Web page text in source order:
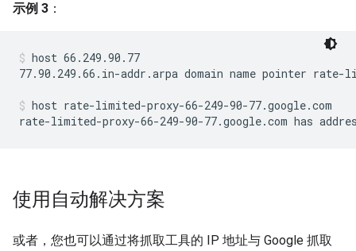
示例 3 ：
host 66.249.90.77
77.90.249.66.in-addr.arpa domain name pointer rate-
host rate-limited-proxy-66-249-90-77.google.com
rate-limited-proxy-66-249-90-77.google.com has
使用自动解决方案
或者，您也可以通过将抓取工具的 IP 地址与 Google 抓取